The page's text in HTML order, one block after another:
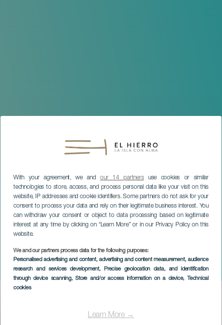
With your agreement, we andour 14 partnersuse cookies or similar
technologies to store, access, and process personal data like your visit on this
website, IP addresses and cookie identifiers. Some partners do not ask for your
consent to process your data and rely on their legitimate business interest. You
can withdraw your consent or object to data processing based on legitimate
interest at any time by clicking on “Learn More” or in our Privacy Policy on this
website.
We and our partners process data for the following purposes:
Personalised advertising and content, advertising and content measurement, audience
research and services development, Precise geolocation data, and identification
through device scanning, Store and/or access information on a device, Technical
cookies
Learn More →
Festival Folclórico
EL HIERRO